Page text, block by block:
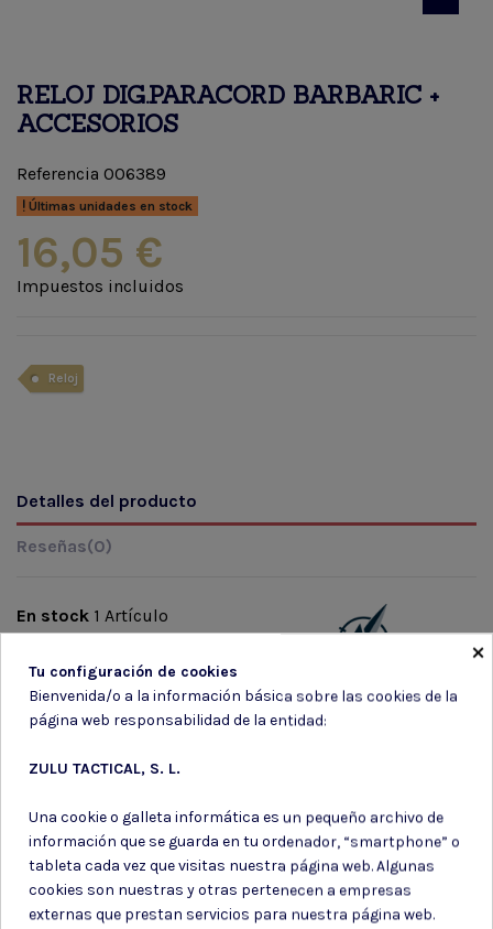
RELOJ DIG.PARACORD BARBARIC +
ACCESORIOS
Referencia 006389
Últimas unidades en stock
16,05 €
Impuestos incluidos
Reloj
Detalles del producto
Reseñas(0)
En stock 1 Artículo
Suscríbete a nuestro boletín
×
Tu configuración de cookies
Bienvenida/o a la información básica sobre las cookies de la
página web responsabilidad de la entidad:
ZULU TACTICAL, S. L.
Una cookie o galleta informática es un pequeño archivo de
información que se guarda en tu ordenador, “smartphone” o
tableta cada vez que visitas nuestra página web. Algunas
cookies son nuestras y otras pertenecen a empresas
externas que prestan servicios para nuestra página web.